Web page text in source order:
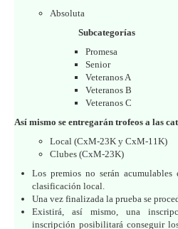
Absoluta
Subcategorías
Promesa
Senior
Veteranos A
Veteranos B
Veteranos C
Así mismo se entregarán trofeos a las
Local (CxM-23K y CxM-11K)
Clubes (CxM-23K)
Los premios no serán
clasificación local.
Una vez finalizada la prueba se
Existirá, así mismo, una
inscripción posibilitará conseguir